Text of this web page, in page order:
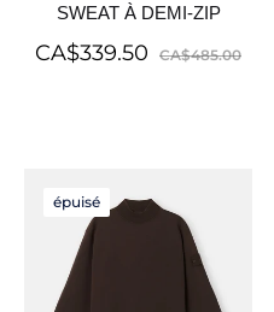
SWEAT À DEMI-ZIP
Regular
CA$339.50 CA$485.00Sale
épuisé